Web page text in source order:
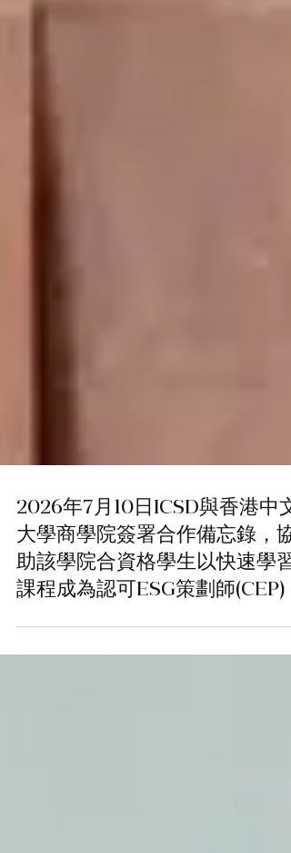
2026年7月10日ICSD與香港中文
大學商學院簽署合作備忘錄，協
助該學院合資格學生以快速學習